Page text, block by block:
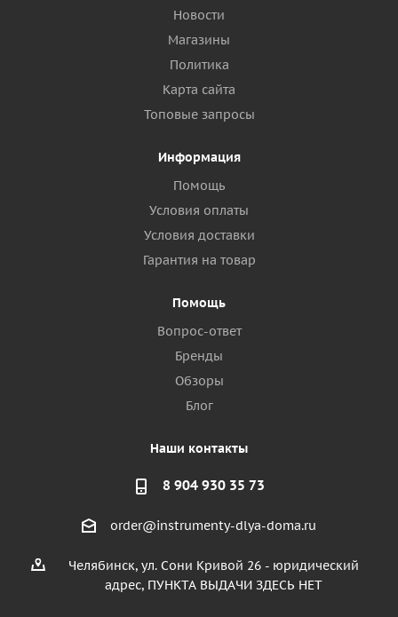
Новости
Магазины
Политика
Карта сайта
Топовые запросы
Информация
Помощь
Условия оплаты
Условия доставки
Гарантия на товар
Помощь
Вопрос-ответ
Бренды
Обзоры
Блог
Наши контакты
8 904 930 35 73
order@instrumenty-dlya-doma.ru
Челябинск, ул. Сони Кривой 26 - юридический
адрес, ПУНКТА ВЫДАЧИ ЗДЕСЬ НЕТ